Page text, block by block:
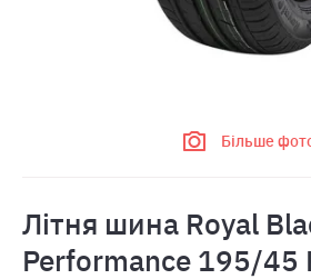
Більше
Лiтня шина Royal
Performance 195/45